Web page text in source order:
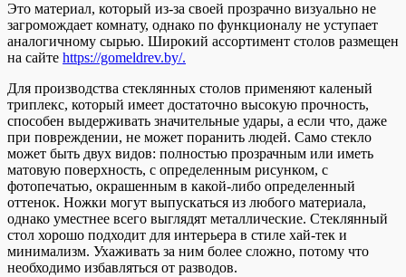
Это материал, который из-за своей прозрачно визуально не
загромождает комнату, однако по функционалу не уступает
аналогичному сырью. Широкий ассортимент столов размещен
на сайте https://gomeldrev.by/.
Для производства стеклянных столов применяют каленый
триплекс, который имеет достаточно высокую прочность,
способен выдерживать значительные удары, а если что, даже
при повреждении, не может поранить людей. Само стекло
может быть двух видов: полностью прозрачным или иметь
матовую поверхность, с определенным рисунком, с
фотопечатью, окрашенным в какой-либо определенный
оттенок. Ножки могут выпускаться из любого материала,
однако уместнее всего выглядят металлические. Стеклянный
стол хорошо подходит для интерьера в стиле хай-тек и
минимализм. Ухаживать за ним более сложно, потому что
необходимо избавляться от разводов.